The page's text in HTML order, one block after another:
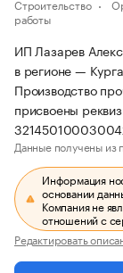
Строительство
работы
ИП Лазарев
в регионе —
Производство
присвоены
Данные получены из
Информация
основании
Компания не
отношений с
Редактировать